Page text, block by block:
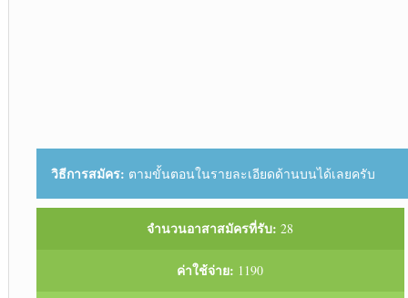
วิธีการสมัคร: ตามขั้นตอนในรายละเอียดด้านบนได้เลยครับ
จำนวนอาสาสมัครที่รับ: 28
ค่าใช้จ่าย: 1190